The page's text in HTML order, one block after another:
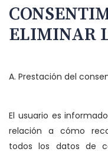
ELIMINAR
A. Prestación del
El usuario es
relación a cómo
todos los datos de